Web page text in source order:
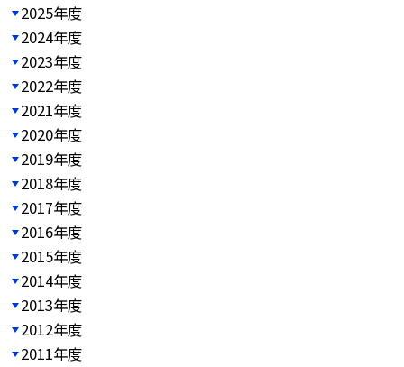
2025年度
2024年度
2023年度
2022年度
2021年度
2020年度
2019年度
2018年度
2017年度
2016年度
2015年度
2014年度
2013年度
2012年度
2011年度